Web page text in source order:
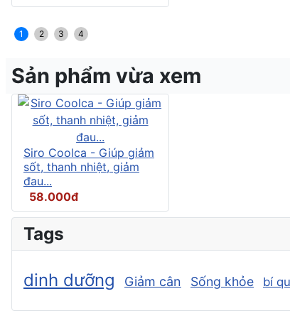
1 2 3 4
Sản phẩm vừa xem
Siro Coolca - Giúp giảm
sốt, thanh nhiệt, giảm
đau...
58.000đ
Tags
dinh dưỡng Giảm cân Sống khỏe bí